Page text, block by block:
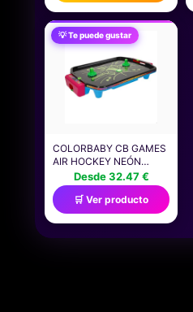
CON BAJA VISIÓN, APTO
PARA NIÑOS Y NIÑAS, Y
PARA NOCHES DE
JUEGOS EN FAMILIA Y
FIESTAS, JMK87
💡 Te puede gustar
COLORBABY CB GAMES
AIR HOCKEY NEÓN
SOBREMESA,
ESTRUCTURA 40 CM,
PLÁSTICO RESISTENTE,
2 PALAS, 2 DISCOS, 2
JUGADORES, JUEGOS
DE MESA, JUGUETES
Desde 32.47 €
🛒 Ver producto